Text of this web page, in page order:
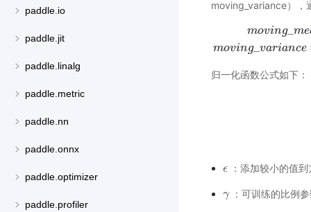
paddle.io
paddle.jit
paddle.linalg
paddle.metric
paddle.nn
paddle.onnx
paddle.optimizer
paddle.profiler
moving_variance），
moving_me
moving_ variance
g =m
归一化函数公式如下：
ϵ
ϵ：添加较小的值到
γ
γ：可训练的比例